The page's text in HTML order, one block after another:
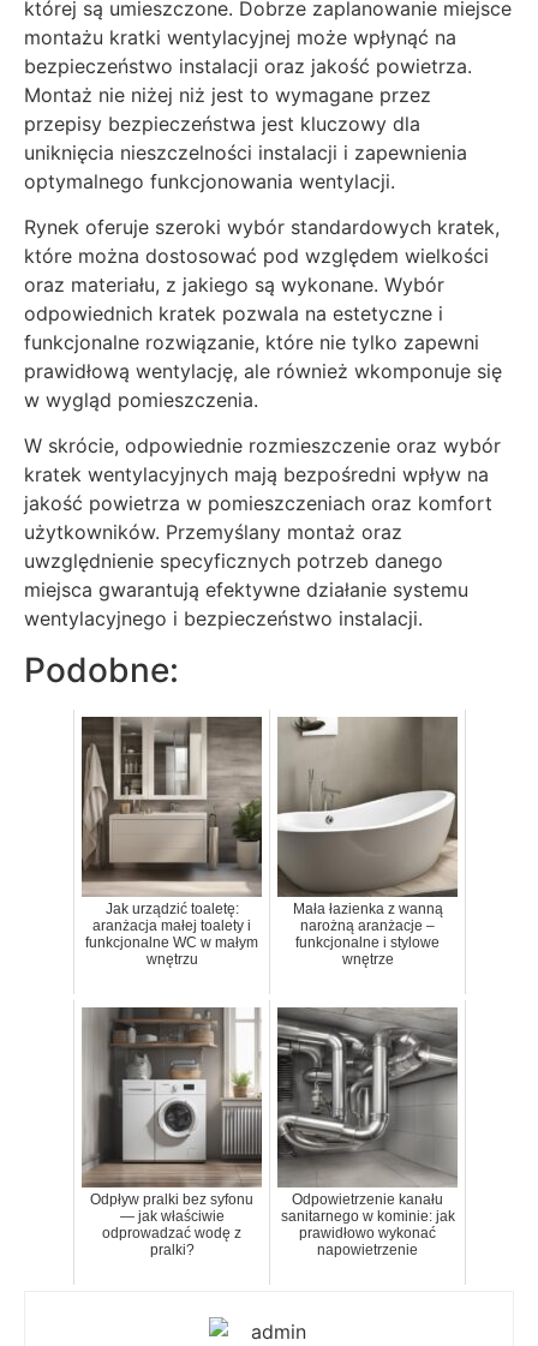
której są umieszczone. Dobrze zaplanowanie miejsce
montażu kratki wentylacyjnej może wpłynąć na
bezpieczeństwo instalacji oraz jakość powietrza.
Montaż nie niżej niż jest to wymagane przez
przepisy bezpieczeństwa jest kluczowy dla
uniknięcia nieszczelności instalacji i zapewnienia
optymalnego funkcjonowania wentylacji.
Rynek oferuje szeroki wybór standardowych kratek,
które można dostosować pod względem wielkości
oraz materiału, z jakiego są wykonane. Wybór
odpowiednich kratek pozwala na estetyczne i
funkcjonalne rozwiązanie, które nie tylko zapewni
prawidłową wentylację, ale również wkomponuje się
w wygląd pomieszczenia.
W skrócie, odpowiednie rozmieszczenie oraz wybór
kratek wentylacyjnych mają bezpośredni wpływ na
jakość powietrza w pomieszczeniach oraz komfort
użytkowników. Przemyślany montaż oraz
uwzględnienie specyficznych potrzeb danego
miejsca gwarantują efektywne działanie systemu
wentylacyjnego i bezpieczeństwo instalacji.
Podobne:
Jak urządzić toaletę:
aranżacja małej toalety i
funkcjonalne WC w małym
wnętrzu
Mała łazienka z wanną
narożną aranżacje –
funkcjonalne i stylowe
wnętrze
Odpływ pralki bez syfonu
— jak właściwie
odprowadzać wodę z
pralki?
Odpowietrzenie kanału
sanitarnego w kominie: jak
prawidłowo wykonać
napowietrzenie